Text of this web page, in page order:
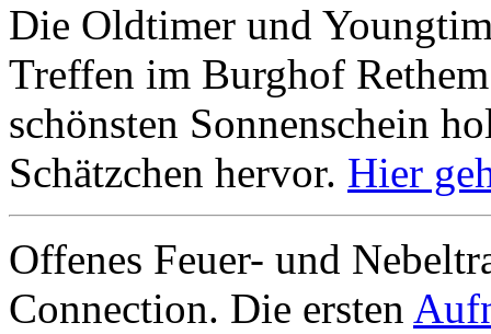
Die Oldtimer und
Treffen im Burghof
schönsten Sonnenschein
Schätzchen hervor. Hier
Offenes Feuer- und
Connection. Die ersten